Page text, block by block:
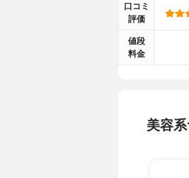
口コミ
評価
値段
料金
美容